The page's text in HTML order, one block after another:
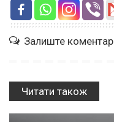
Залиште коментар
Читати також